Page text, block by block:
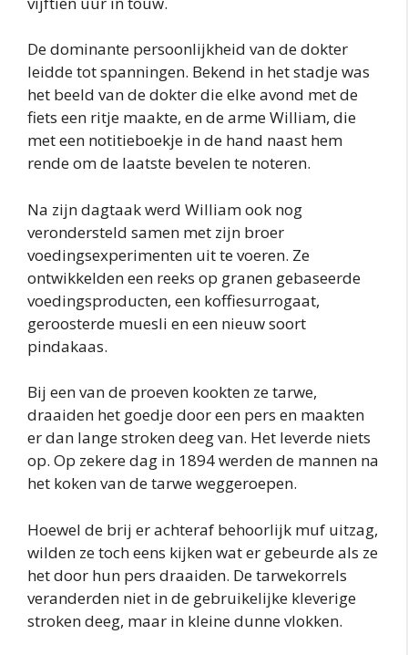
De dominante persoonlijkheid van de dokter
leidde tot spanningen. Bekend in het stadje was
het beeld van de dokter die elke avond met de
fiets een ritje maakte, en de arme William, die
met een notitieboekje in de hand naast hem
rende om de laatste bevelen te noteren.
Na zijn dagtaak werd William ook nog
verondersteld samen met zijn broer
voedingsexperimenten uit te voeren. Ze
ontwikkelden een reeks op granen gebaseerde
voedingsproducten, een koffiesurrogaat,
geroosterde muesli en een nieuw soort
pindakaas.
Bij een van de proeven kookten ze tarwe,
draaiden het goedje door een pers en maakten
er dan lange stroken deeg van. Het leverde niets
op. Op zekere dag in 1894 werden de mannen na
het koken van de tarwe weggeroepen.
Hoewel de brij er achteraf behoorlijk muf uitzag,
wilden ze toch eens kijken wat er gebeurde als ze
het door hun pers draaiden. De tarwekorrels
veranderden niet in de gebruikelijke kleverige
stroken deeg, maar in kleine dunne vlokken.